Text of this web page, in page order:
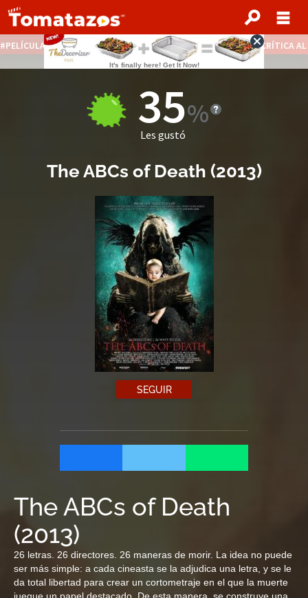
PELÍCULAS STREAMING GRATIS NOTICIAS DESTACADAS CRÍTICA
35
Les gustó
The ABCs of Death (2013)
SEGUIR
The ABCs of Death
(2013)
26 letras. 26 directores. 26 maneras de morir. La idea no puede
ser más simple: a cada cineasta se la adjudica una letra, y se le
da total libertad para crear un cortometraje en el que la muerte